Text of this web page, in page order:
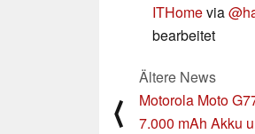
ITHomevia
bearbeitet
⟨
Ältere News
Motorola Moto
7.000 mAh Akku